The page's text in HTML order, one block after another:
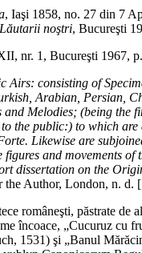
, Iaşi 1858, no. 27 din 7
Lăutarii noştri, Bucureşti
nr. 1, Bucureşti 1967,
Airs: consisting of
Arabian, Persian,
Melodies; (being the
the public:) to which are
Likewise are
figures and movements of
dissertation on the
the Author, London, n. d.
româneşti, păstrate de
încoace, „Cucuruz cu
1531) şi „Banul